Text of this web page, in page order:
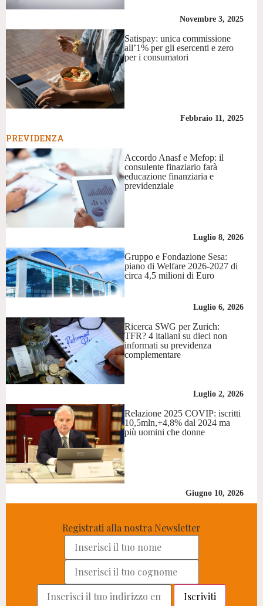
Novembre 3, 2025
Satispay: unica commissione
all’1% per gli esercenti e zero
per i consumatori
Febbraio 11, 2025
PREVIDENZA
Accordo Anasf e Mefop: il
consulente finaziario farà
educazione finanziaria e
previdenziale
Luglio 8, 2026
Gruppo e Fondazione Sesa:
piano di Welfare 2026-2027 di
circa 4,5 milioni di Euro
Luglio 6, 2026
Ricerca SWG per Zurich:
TFR? 4 italiani su dieci non
informati su previdenza
complementare
Luglio 2, 2026
Relazione 2025 COVIP: iscritti
10,5mln,+4,8% dal 2024 ma
più uomini che donne
Giugno 10, 2026
Registrati alla nostra Newsletter